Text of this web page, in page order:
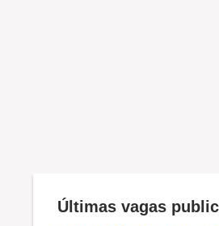
Últimas vagas